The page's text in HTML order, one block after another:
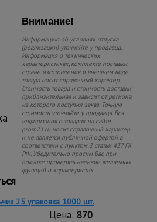
Внимание!
Информацию об условиях отпуска
(реализации) уточняйте у продавца.
Информация о технических
характеристиках, комплекте поставки,
стране изготовления и внешнем виде
товара носит справочный характер.
Стоимость товара и стоимость доставки
приблизительная и зависит от региона,
из которого поступил заказ. Точную
стоимость уточняйте у продавца. Вся
информация о товарах на сайте
prom23.ru носит справочный характер
и не является публичной офертой в
соответствии с пунктом 2 статьи 437 ГК
РФ. Убедительно просим Вас при
покупке проверять наличие желаемых
функций и характеристик.
25 упаковка 1000 шт.
Цена: 870